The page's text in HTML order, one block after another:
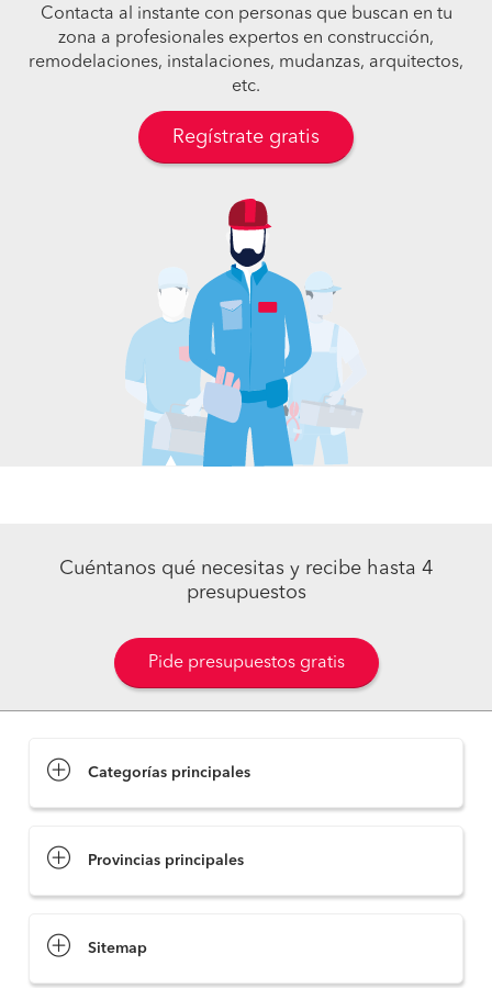
Contacta al instante con personas que buscan en tu
zona a profesionales expertos en construcción,
remodelaciones, instalaciones, mudanzas, arquitectos,
etc.
Regístrate gratis
Cuéntanos qué necesitas y recibe hasta 4
presupuestos
Pide presupuestos gratis
Categorías principales
Provincias principales
Sitemap